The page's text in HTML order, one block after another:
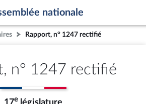
nationale
Rapport, n° 1247 rectifié
n° 1247 rectifié
17e législature